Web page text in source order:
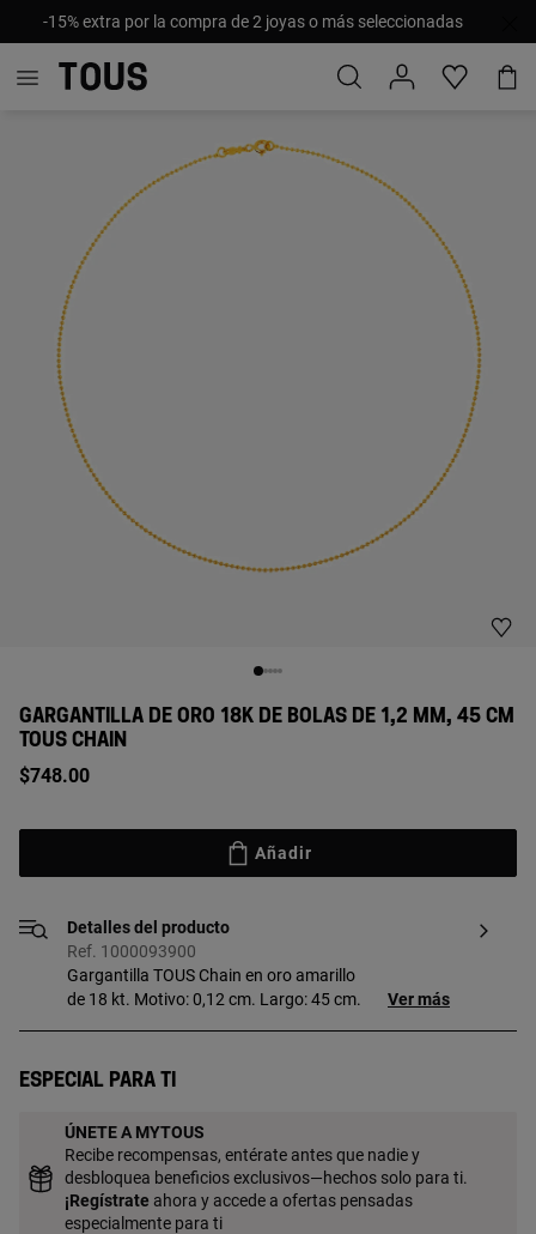
-15% extra por la compra de 2 joyas o más seleccionadas
GARGANTILLA DE ORO 18K DE BOLAS DE 1,2 MM, 45 CM
TOUS CHAIN
$748.00
Añadir
Detalles del producto
Ref. 1000093900
Gargantilla TOUS Chain en oro amarillo
de 18 kt. Motivo: 0,12 cm. Largo: 45 cm.
Ver más
Especial para ti
ÚNETE A MYTOUS
Recibe recompensas, entérate antes que nadie y
desbloquea beneficios exclusivos—hechos solo para ti.
¡Regístrate ahora y accede a ofertas pensadas
especialmente para ti